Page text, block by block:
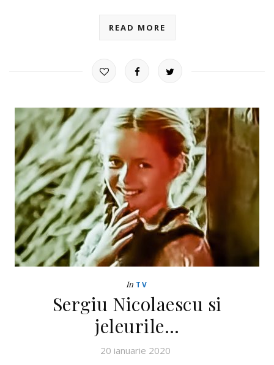
READ MORE
In TV
Sergiu Nicolaescu si
jeleurile…
20 ianuarie 2020